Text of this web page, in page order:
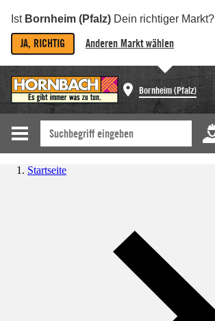
Ist Bornheim (Pfalz) Dein richtiger Markt?
JA, RICHTIG Anderen Markt wählen
Bornheim (Pfalz)
Startseite